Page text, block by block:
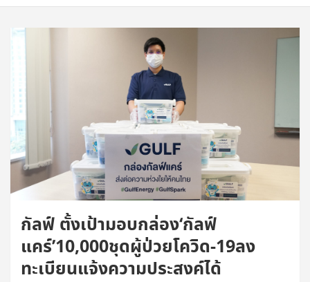
กัลฟ์ ตั้งเป้ามอบกล่อง‘กัลฟ์
แคร์’10,000ชุดผู้ป่วยโควิด-19ลง
ทะเบียนแจ้งความประสงค์ได้